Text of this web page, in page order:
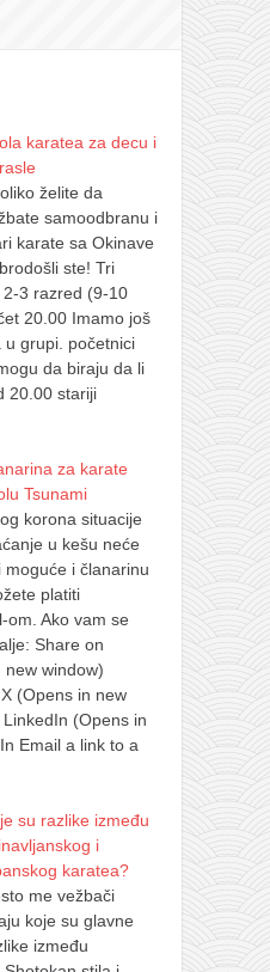
karatea za decu i
želite da
samoodbranu i
karate sa Okinave
ste! Tri
3 razred (9-10
20.00 Imamo još
u grupi. početnici
da biraju da li
20.00 stariji
za karate
Tsunami
korona situacije
u kešu neće
moguće i članarinu
platiti
om. Ako vam se
Share on
new window)
(Opens in new
(Opens in
Email a link to a
su razlike između
i
karatea?
me vežbači
koje su glavne
između